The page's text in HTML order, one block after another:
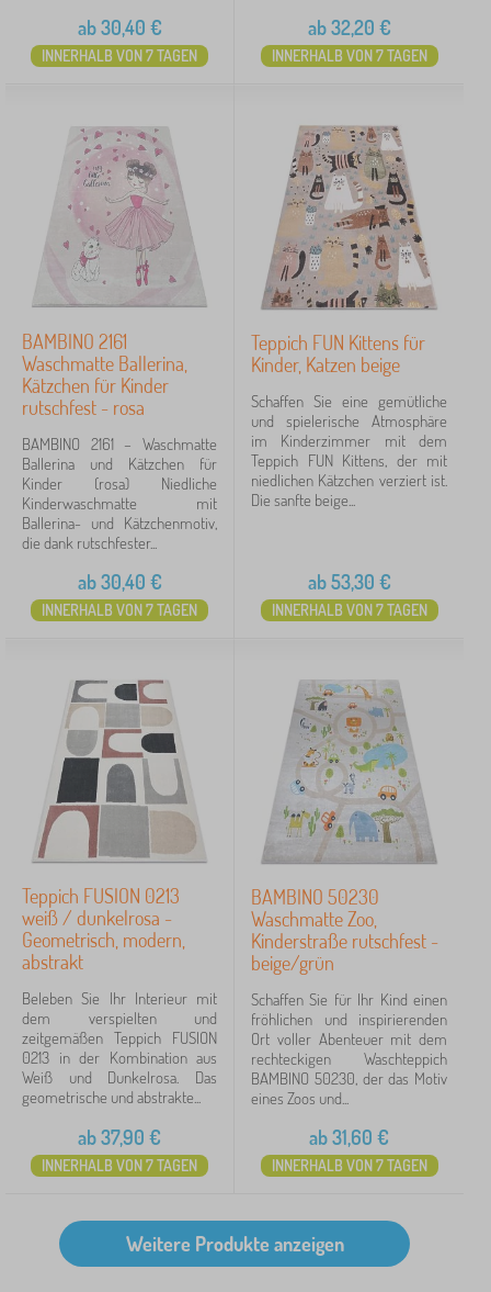
ab30,40 €
INNERHALB VON 7 TAGEN
ab32,20 €
INNERHALB VON 7 TAGEN
BAMBINO 2161
Waschmatte Ballerina,
Kätzchen für Kinder
rutschfest - rosa
BAMBINO 2161 – Waschmatte
Ballerina und Kätzchen für
Kinder (rosa) Niedliche
Kinderwaschmatte mit
Ballerina- und Kätzchenmotiv,
die dank rutschfester...
ab30,40 €
INNERHALB VON 7 TAGEN
Teppich FUN Kittens für
Kinder, Katzen beige
Schaffen Sie eine gemütliche
und spielerische Atmosphäre
im Kinderzimmer mit dem
Teppich FUN Kittens, der mit
niedlichen Kätzchen verziert ist.
Die sanfte beige...
ab53,30 €
INNERHALB VON 7 TAGEN
Teppich FUSION 0213
weiß / dunkelrosa -
Geometrisch, modern,
abstrakt
Beleben Sie Ihr Interieur mit
dem verspielten und
zeitgemäßen Teppich FUSION
0213 in der Kombination aus
Weiß und Dunkelrosa. Das
geometrische und abstrakte...
ab37,90 €
INNERHALB VON 7 TAGEN
BAMBINO 50230
Waschmatte Zoo,
Kinderstraße rutschfest -
beige/grün
Schaffen Sie für Ihr Kind einen
fröhlichen und inspirierenden
Ort voller Abenteuer mit dem
rechteckigen Waschteppich
BAMBINO 50230, der das Motiv
eines Zoos und...
ab31,60 €
INNERHALB VON 7 TAGEN